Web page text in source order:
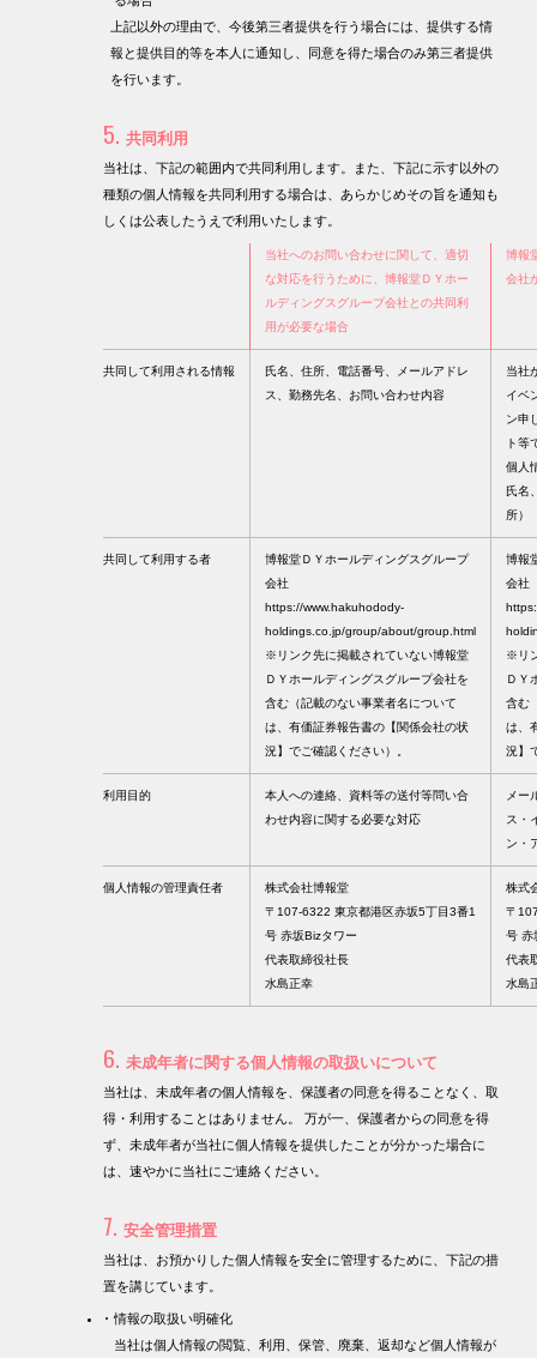
上記以外の理由で、今後第三者提供を行う場合には、提供する情
報と提供目的等を本人に通知し、同意を得た場合のみ第三者提供
を行います。
5. 共同利用
当社は、下記の範囲内で共同利用します。また、下記に示す以外の
種類の個人情報を共同利用する場合は、あらかじめその旨を通知も
しくは公表したうえで利用いたします。
当社へのお問い合わせに関して、適切
な対応を行うために、博報堂ＤＹホー
ルディングスグループ会社との共同利
用が必要な場合
博報
会社
共同して利用される情報
氏名、住所、電話番号、メールアドレ
ス、勤務先名、お問い合わせ内容
当社
イベ
ン申
ト等
個人
氏名
所）
共同して利用する者
博報堂ＤＹホールディングスグループ
会社
https://www.hakuhodody-
holdings.co.jp/group/about/group.html
※リンク先に掲載されていない博報堂
ＤＹホールディングスグループ会社を
含む（記載のない事業者名について
は、有価証券報告書の【関係会社の状
況】でご確認ください）。
博報
会社
※リ
ＤＹ
含む
は、
況】
利用目的
本人への連絡、資料等の送付等問い合
わせ内容に関する必要な対応
メー
ス・
ン・
個人情報の管理責任者
株式会社博報堂
〒107-6322 東京都港区赤坂5丁目3番1
号 赤坂Bizタワー
代表取締役社長
水島正幸
株式
〒
号 赤
代表
水島
6. 未成年者に関する個人情報の取扱いについて
当社は、未成年者の個人情報を、保護者の同意を得ることなく、取
得・利用することはありません。 万が一、保護者からの同意を得
ず、未成年者が当社に個人情報を提供したことが分かった場合に
は、速やかに当社にご連絡ください。
7. 安全管理措置
当社は、お預かりした個人情報を安全に管理するために、下記の措
置を講じています。
情報の取扱い明確化
当社は個人情報の閲覧、利用、保管、廃棄、返却など個人情報が